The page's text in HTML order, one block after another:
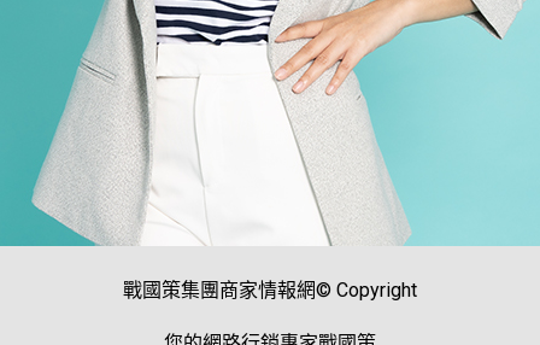
戰國策集團商家情報網© Copyright